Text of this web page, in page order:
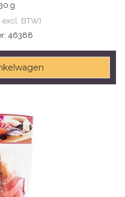
g
BTW)
46388